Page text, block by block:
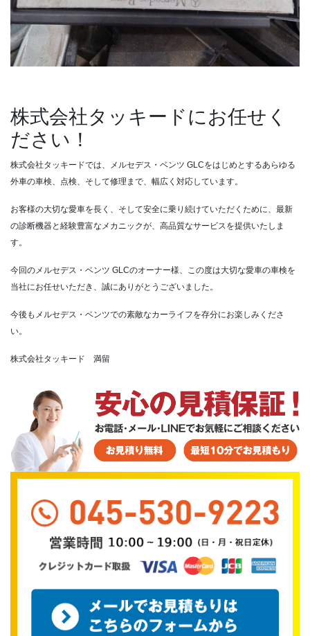
株式会社タッキードにお任せく
ださい！
株式会社タッキードでは、メルセデス・ベンツ GLCをはじめとするあらゆる
外車の車検、点検、そして修理まで、幅広く対応しています。
お客様の大切な愛車を長く、そして安全に乗り続けていただくために、最新
の診断機器と経験豊富なメカニックが、高品質なサービスを提供いたしま
す。
今回のメルセデス・ベンツ GLCのオーナー様、この度は大切な愛車の車検を
当社にお任せいただき、誠にありがとうございました。
今後もメルセデス・ベンツでの素敵なカーライフを存分にお楽しみくださ
い。
株式会社タッキード 満留